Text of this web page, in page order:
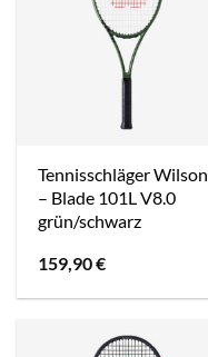
Tennisschläger Wilson
– Blade 101L V8.0
grün/schwarz
159,90€